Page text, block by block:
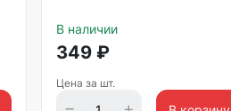
В наличии
349₽
Цена за шт.